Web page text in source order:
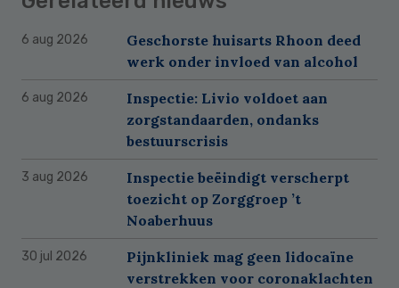
6 aug 2026
Geschorste huisarts Rhoon deed
werk onder invloed van alcohol
6 aug 2026
Inspectie: Livio voldoet aan
zorgstandaarden, ondanks
bestuurscrisis
3 aug 2026
Inspectie beëindigt verscherpt
toezicht op Zorggroep ’t
Noaberhuus
30 jul 2026
Pijnkliniek mag geen lidocaïne
verstrekken voor coronaklachten